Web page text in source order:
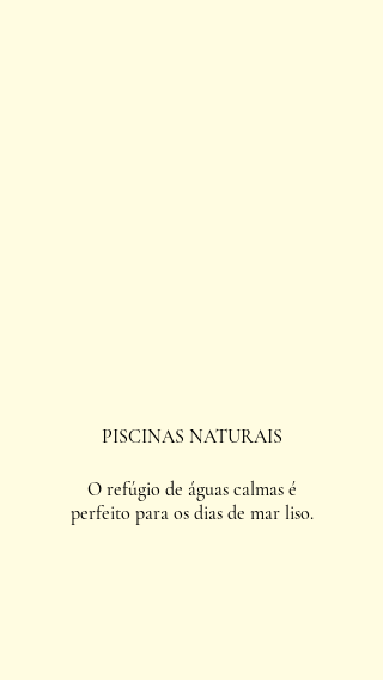
PISCINAS NATURAIS
O refúgio de águas calmas é
perfeito para os dias de mar liso.